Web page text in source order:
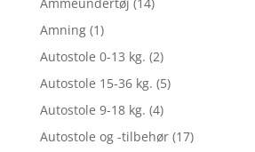
Amning (1)
Autostole 0-13 kg. (2)
Autostole 15-36 kg. (5)
Autostole 9-18 kg. (4)
Autostole og -tilbehør (17)